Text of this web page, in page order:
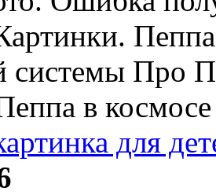
системы Про
в
для